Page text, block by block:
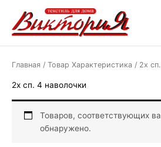
содержимому
Главная / Товар Характеристика / 2х
2х сп. 4 наволочки
Товаров, соответствующих
обнаружено.